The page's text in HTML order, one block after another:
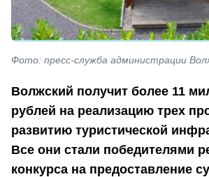
Фото: пресс-служба администрации
Волжский получит более 11
рублей на реализацию трех
развитию туристической
Все они стали победителями
конкурса на предоставление